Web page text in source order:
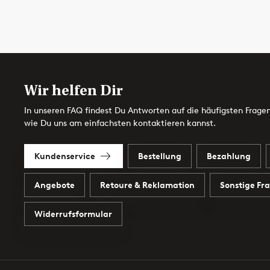
Wir helfen Dir
In unseren FAQ findest Du Antworten auf die häufigsten
wie Du uns am einfachsten kontaktieren kannst.
Kundenservice Bestellung Bezahlung
Angebote Retoure & Reklamation Sonstige
Widerrufsformular